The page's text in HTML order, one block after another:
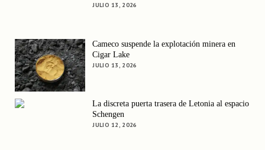
JULIO 13, 2026
Cameco suspende la explotación minera en
Cigar Lake
JULIO 13, 2026
La discreta puerta trasera de Letonia al espacio
Schengen
JULIO 12, 2026